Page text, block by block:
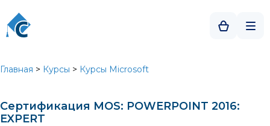
Главная > Курсы > Курсы Microsoft
Сертификация MOS: POWERPOINT 2016:
EXPERT